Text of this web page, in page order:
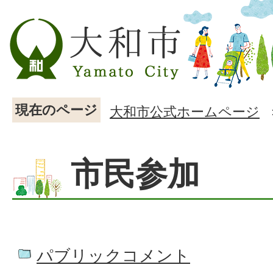
現在のページ 大和市公式ホームページ
市民参加
パブリックコメント